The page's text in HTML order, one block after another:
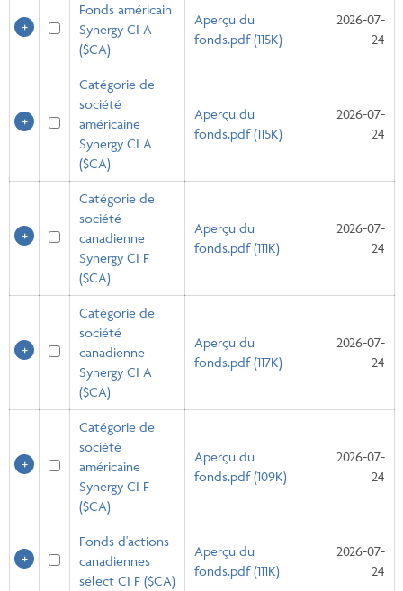
Fonds américain
Synergy CI A
($CA)
Aperçu du
fonds.pdf (115K)
2026-07-
24
Catégorie de
société
américaine
Synergy CI A
($CA)
Aperçu du
fonds.pdf (115K)
2026-07-
24
Catégorie de
société
canadienne
Synergy CI F
($CA)
Aperçu du
fonds.pdf (111K)
2026-07-
24
Catégorie de
société
canadienne
Synergy CI A
($CA)
Aperçu du
fonds.pdf (117K)
2026-07-
24
Catégorie de
société
américaine
Synergy CI F
($CA)
Aperçu du
fonds.pdf (109K)
2026-07-
24
Fonds d'actions
canadiennes
sélect CI F ($CA)
Aperçu du
fonds.pdf (111K)
2026-07-
24